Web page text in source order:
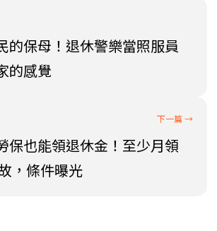
的保母！退休警樂當照服員
的感覺
保也能領退休金！至少月領
，條件曝光